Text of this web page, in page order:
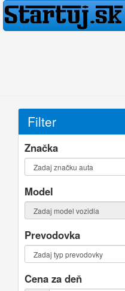
Filter
Značka
Model
Prevodovka
Cena za deň